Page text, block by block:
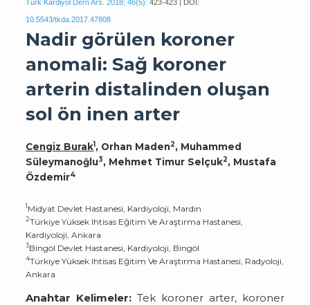
Turk Kardiyol Dern Ars. 2018; 46(5): 423-423 | DOI:
10.5543/tkda.2017.47808
Nadir görülen koroner
anomali: Sağ koroner
arterin distalinden oluşan
sol ön inen arter
Cengiz Burak1, Orhan Maden2, Muhammed
Süleymanoğlu3, Mehmet Timur Selçuk2, Mustafa
Özdemir4
1Midyat Devlet Hastanesi, Kardiyoloji, Mardin
2Türkiye Yüksek Ihtisas Eğitim Ve Araştırma Hastanesi,
Kardiyoloji, Ankara
3Bingöl Devlet Hastanesi, Kardiyoloji, Bingöl
4Türkiye Yüksek Ihtisas Eğitim Ve Araştırma Hastanesi, Radyoloji,
Ankara
Anahtar Kelimeler: Tek koroner arter, koroner